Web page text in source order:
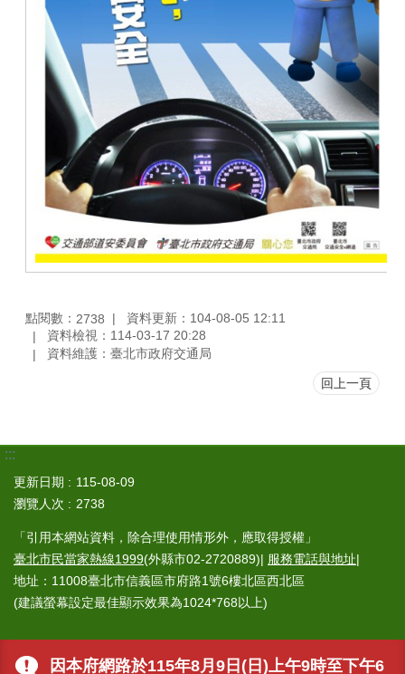
因本府網路於115年8月9日(日)上午9時至下午6
點閱數： 2738
資料更新：104-08-05 12:11
資料檢視：114-03-17 20:28
資料維護：臺北市政府交通局
回上一頁
:::
更新日期
115-08-09
瀏覽人次
2738
「引用本網站資料，除合理使用情形外，應取得授權」
臺北市民當家熱線1999(外縣市02-2720889)| 服務電話與地址|
地址：11008臺北市信義區市府路1號6樓北區西北區
(建議螢幕設定最佳顯示效果為1024*768以上)